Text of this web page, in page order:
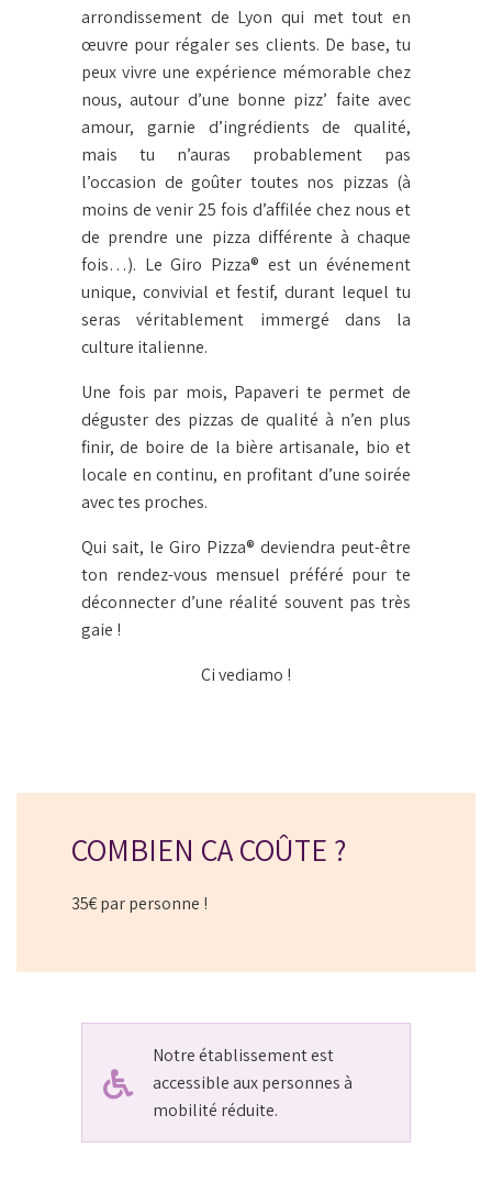
arrondissement de Lyon qui met tout en
œuvre pour régaler ses clients. De base, tu
peux vivre une expérience mémorable chez
nous, autour d’une bonne pizz’ faite avec
amour, garnie d’ingrédients de qualité,
mais tu n’auras probablement pas
l’occasion de goûter toutes nos pizzas (à
moins de venir 25 fois d’affilée chez nous et
de prendre une pizza différente à chaque
fois…). Le Giro Pizza® est un événement
unique, convivial et festif, durant lequel tu
seras véritablement immergé dans la
culture italienne.
Une fois par mois, Papaveri te permet de
déguster des pizzas de qualité à n’en plus
finir, de boire de la bière artisanale, bio et
locale en continu, en profitant d’une soirée
avec tes proches.
Qui sait, le Giro Pizza® deviendra peut-être
ton rendez-vous mensuel préféré pour te
déconnecter d’une réalité souvent pas très
gaie !
Ci vediamo !
COMBIEN ÇA COÛTE ?
35€ par personne !
Notre établissement est
accessible aux personnes à
mobilité réduite.